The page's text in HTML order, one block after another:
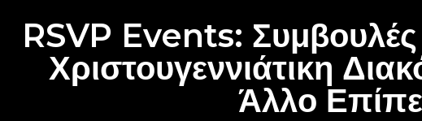
RSVP Events:
Χριστουγεννιάτικη
Άλλο